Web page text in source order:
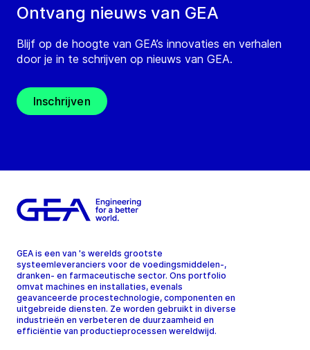
Ontvang nieuws van GEA
Blijf op de hoogte van GEA’s innovaties en verhalen
door je in te schrijven op nieuws van GEA.
Inschrijven
GEA is een van 's werelds grootste
systeemleveranciers voor de voedingsmiddelen-,
dranken- en farmaceutische sector. Ons portfolio
omvat machines en installaties, evenals
geavanceerde procestechnologie, componenten en
uitgebreide diensten. Ze worden gebruikt in diverse
industrieën en verbeteren de duurzaamheid en
efficiëntie van productieprocessen wereldwijd.